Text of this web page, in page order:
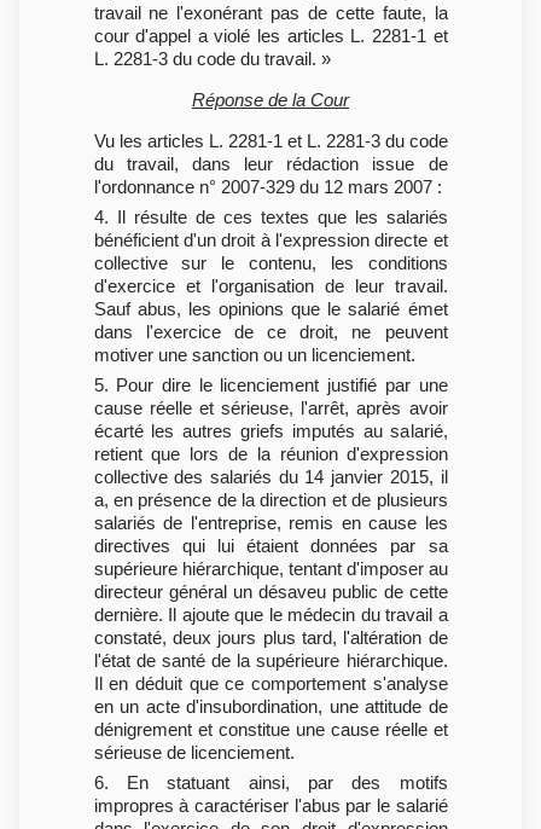
travail ne l'exonérant pas de cette faute, la
cour d'appel a violé les articles L. 2281-1 et
L. 2281-3 du code du travail. »
Réponse de la Cour
Vu les articles L. 2281-1 et L. 2281-3 du code
du travail, dans leur rédaction issue de
l'ordonnance n° 2007-329 du 12 mars 2007 :
4. Il résulte de ces textes que les salariés
bénéficient d'un droit à l'expression directe et
collective sur le contenu, les conditions
d'exercice et l'organisation de leur travail.
Sauf abus, les opinions que le salarié émet
dans l'exercice de ce droit, ne peuvent
motiver une sanction ou un licenciement.
5. Pour dire le licenciement justifié par une
cause réelle et sérieuse, l'arrêt, après avoir
écarté les autres griefs imputés au salarié,
retient que lors de la réunion d'expression
collective des salariés du 14 janvier 2015, il
a, en présence de la direction et de plusieurs
salariés de l'entreprise, remis en cause les
directives qui lui étaient données par sa
supérieure hiérarchique, tentant d'imposer au
directeur général un désaveu public de cette
dernière. Il ajoute que le médecin du travail a
constaté, deux jours plus tard, l'altération de
l'état de santé de la supérieure hiérarchique.
Il en déduit que ce comportement s'analyse
en un acte d'insubordination, une attitude de
dénigrement et constitue une cause réelle et
sérieuse de licenciement.
6. En statuant ainsi, par des motifs
impropres à caractériser l'abus par le salarié